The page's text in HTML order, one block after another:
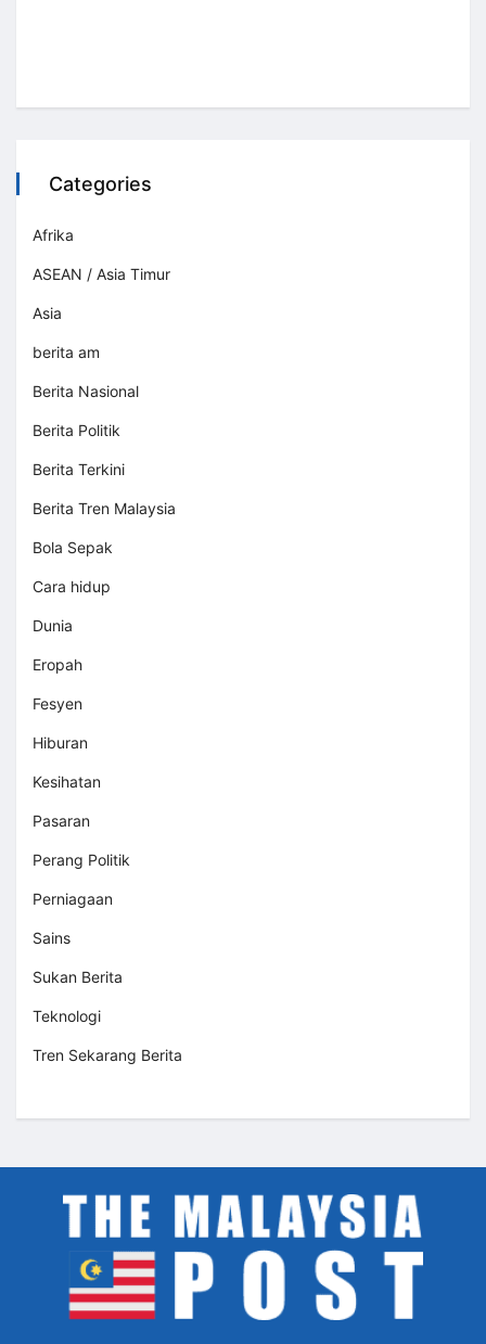
Categories
Afrika
ASEAN / Asia Timur
Asia
berita am
Berita Nasional
Berita Politik
Berita Terkini
Berita Tren Malaysia
Bola Sepak
Cara hidup
Dunia
Eropah
Fesyen
Hiburan
Kesihatan
Pasaran
Perang Politik
Perniagaan
Sains
Sukan Berita
Teknologi
Tren Sekarang Berita